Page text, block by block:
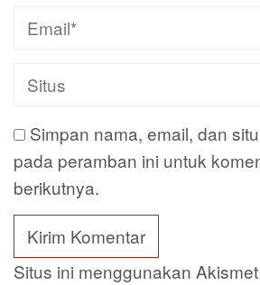
Simpan nama, email, dan
pada peramban ini untuk
berikutnya.
Situs ini menggunakan